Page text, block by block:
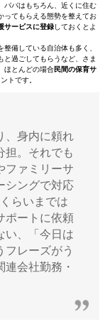
パパはもちろん、近くに住む
ってもらえる態勢を整えてお
サービスに登録しておくとよ
備している自治体も多く、
と過ごしてもらうなど、さま
ほとんどの場合民間の保育サ
トです。
、身内に頼れ
担。それでも
ファミリーサ
シングで対応
らいまでは
ポートに依頼
い、「今日は
フレーズがう
会社勤務・